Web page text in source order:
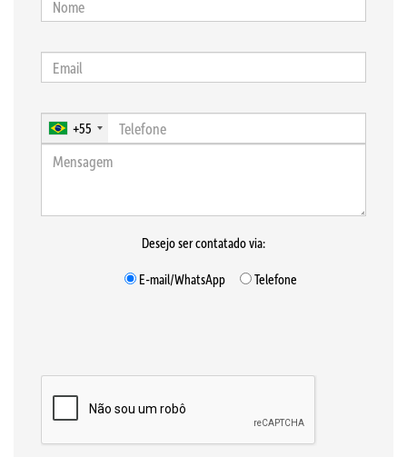
+55
Desejo ser contatado via:
E-mail/WhatsApp
Telefone